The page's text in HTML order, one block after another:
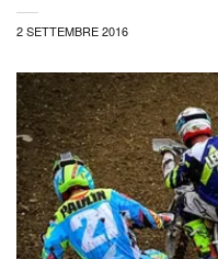
2 SETTEMBRE 2016